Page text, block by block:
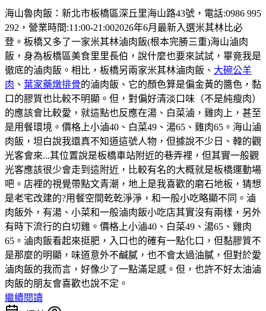
海山魯肉飯：新北市板橋區深丘里海山路43號，電話:0986 995
292，營業時間:11:00-21:002026年6月最新入選米其林比必
登。板橋又多了一家米其林滷肉飯(根本完勝三重)海山滷肉
飯，身為板橋區美食里里長伯，說什麼也要來試試，畢竟我是
徹底的滷肉飯。相比，板橋另兩家米其林滷肉飯、 大碗公羊
肉 、 葉家藥燉排骨的滷肉飯、它的顏色算是偏金黃的醬色，黏
口的膠質也比較不明顯。但，對偏好清淡口味（不是純瘦肉）
的應該會比較愛，就這點也反應在湯、白菜滷，雞肉上，甚至
是用餐環境。價格上小滷40、白菜49、湯65、雞肉65。海山滷
肉飯，坦白說我還真不知道這號人物，但據說不少日、韓的觀
光客會來...其位置說是板橋車站附近的巷弄裡，但其實一般觀
光客應該很少會走到這附近，比較有名的大概就是板橋運動場
吧。店裡的視覺帶點文青潮，地上是我喜歡的磨石地板，猜想
是老宅改建的?用餐空間乾乾淨淨，和一般小吃略顯不同。滷
肉飯外，有湯、小菜和一般滷肉飯小吃店其實沒有兩樣，另外
有時下流行的白切雞。價格上小滷40、白菜49、湯65、雞肉
65。滷肉飯看起來挺肥，入口也的確有一點化口，但黏膠質不
是那麼的明顯，味道意外不鹹膩，也不會太過油膩，但對於愛
滷肉飯的我而言，好像少了一點滿足感。但，也許不好太油滷
肉飯的朋友會喜歡也說不定。
繼續閱讀